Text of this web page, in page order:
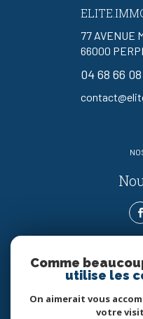
77 AVENUE
66000
04 68 66
Comme
utilise les
On aimerait vous
votre